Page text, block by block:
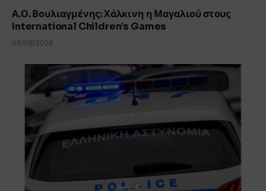
Α.Ο. Βουλιαγμένης: Χάλκινη η Μαγαλιού στους
International Children’s Games
06/08/2026